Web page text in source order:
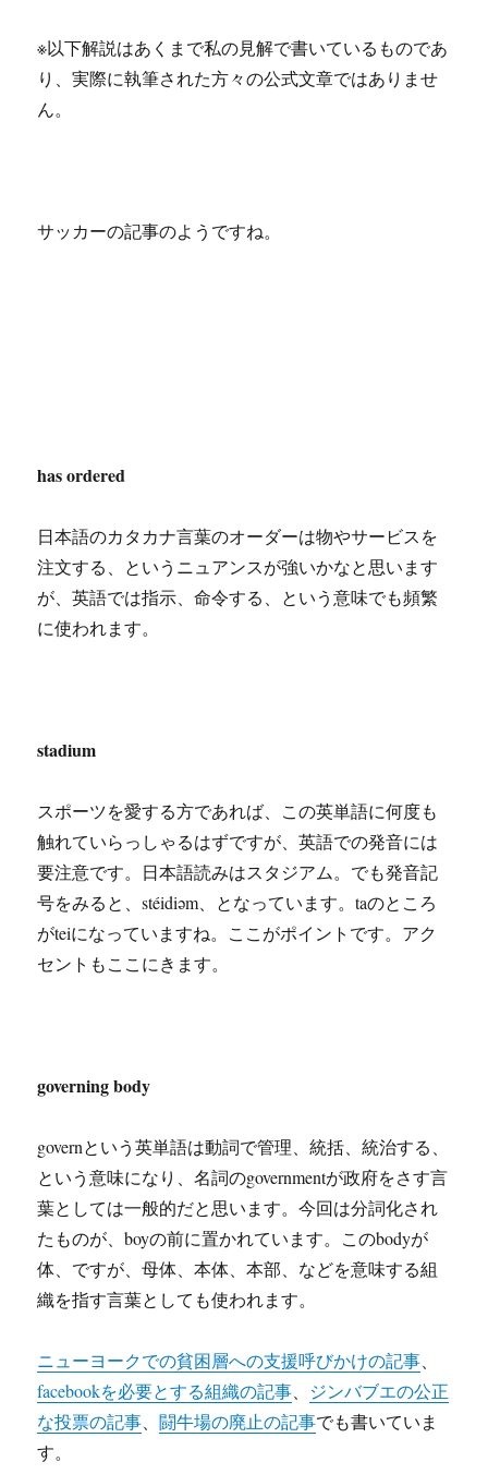
※以下解説はあくまで私の見解で書いているものであ
り、実際に執筆された方々の公式文章ではありませ
ん。
サッカーの記事のようですね。
has ordered
日本語のカタカナ言葉のオーダーは物やサービスを
注文する、というニュアンスが強いかなと思います
が、英語では指示、命令する、という意味でも頻繁
に使われます。
stadium
スポーツを愛する方であれば、この英単語に何度も
触れていらっしゃるはずですが、英語での発音には
要注意です。日本語読みはスタジアム。でも発音記
号をみると、stéidiəm、となっています。taのところ
がteiになっていますね。ここがポイントです。アク
セントもここにきます。
governing body
governという英単語は動詞で管理、統括、統治する、
という意味になり、名詞のgovernmentが政府をさす言
葉としては一般的だと思います。今回は分詞化され
たものが、boyの前に置かれています。このbodyが
体、ですが、母体、本体、本部、などを意味する組
織を指す言葉としても使われます。
ニューヨークでの貧困層への支援呼びかけの記事
facebookを必要とする組織の記事
ジンバブエの公正
な投票の記事 、闘牛場の廃止の記事でも書いていま
す。